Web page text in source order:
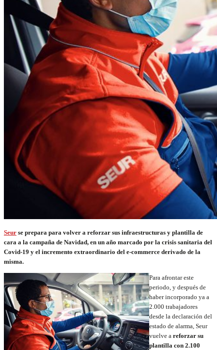
Seur se prepara para volver a reforzar sus infraestructuras y plantilla de
cara a la campaña de Navidad, en un año marcado por la crisis sanitaria del
Covid-19 y el incremento extraordinario del e-commerce derivado de la
misma.
Para afrontar este
periodo, y después de
haber incorporado ya a
2.000 trabajadores
desde la declaración del
estado de alarma, Seur
vuelve a reforzar su
plantilla con 2.100